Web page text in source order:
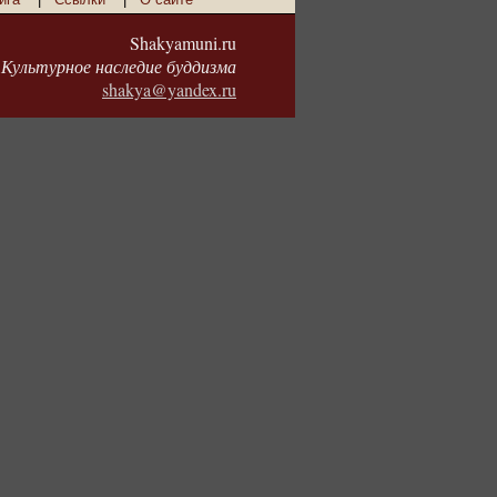
Shakyamuni.ru
Культурное наследие буддизма
shakya@yandex.ru